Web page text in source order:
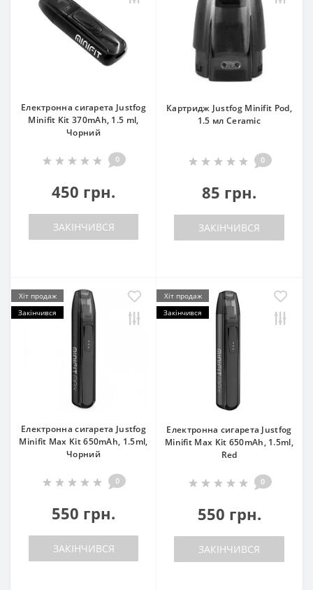
Електронна сигарета Justfog
Minifit Kit 370mAh, 1.5 ml,
Чорний
0
450 грн.
ЗАКІНЧИВСЯ
Картридж Justfog Minifit Pod,
1.5 мл Ceramic
0
85 грн.
ЗАКІНЧИВСЯ
Хіт продаж
Закінчився
Електронна сигарета Justfog
Minifit Max Kit 650mAh, 1.5ml,
Чорний
0
550 грн.
ЗАКІНЧИВСЯ
Хіт продаж
Закінчився
Електронна сигарета Justfog
Minifit Max Kit 650mAh, 1.5ml,
Red
0
550 грн.
ЗАКІНЧИВСЯ